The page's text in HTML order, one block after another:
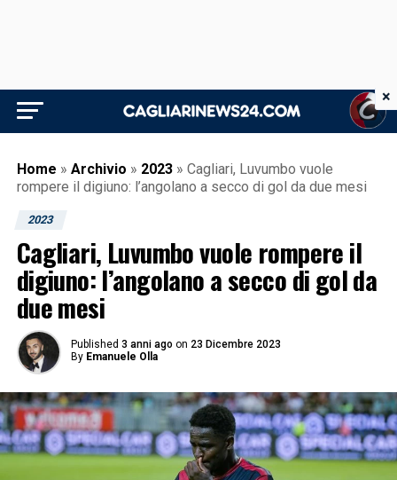
Home » Archivio » 2023 » Cagliari, Luvumbo vuole
rompere il digiuno: l’angolano a secco di gol da due mesi
2023
Cagliari, Luvumbo vuole rompere il
digiuno: l’angolano a secco di gol da
due mesi
Published 3 anni ago on 23 Dicembre 2023
By Emanuele Olla
×